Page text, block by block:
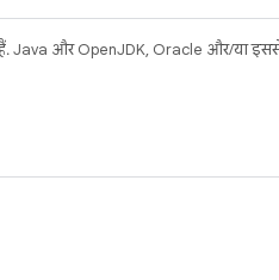
Java और OpenJDK, Oracle और/या इससे